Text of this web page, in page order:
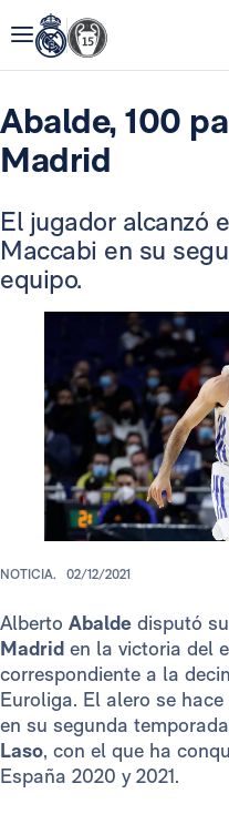
Abalde, 100
Madrid
El jugador alcanzó
Maccabi en su
equipo.
NOTICIA. 02/12/2021
Alberto Abalde disputó
Madrid en la victoria del
correspondiente a la
Euroliga. El alero se
en su segunda
Laso, con el que ha
España 2020 y 2021.